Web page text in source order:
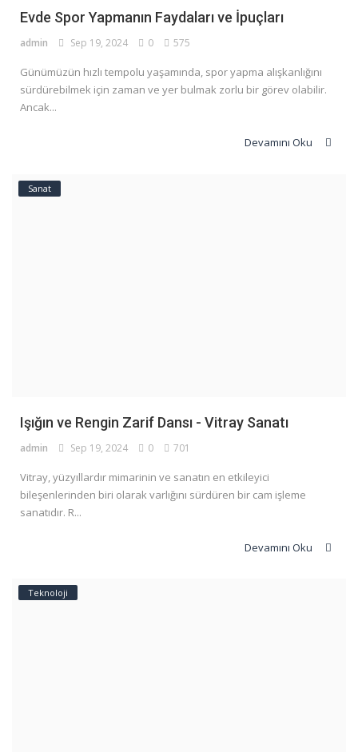
Evde Spor Yapmanın Faydaları ve İpuçları
admin Sep 19, 2024 0 575
Günümüzün hızlı tempolu yaşamında, spor yapma alışkanlığını
sürdürebilmek için zaman ve yer bulmak zorlu bir görev olabilir.
Ancak...
Devamını Oku
Sanat
Işığın ve Rengin Zarif Dansı - Vitray Sanatı
admin Sep 19, 2024 0 701
Vitray, yüzyıllardır mimarinin ve sanatın en etkileyici
bileşenlerinden biri olarak varlığını sürdüren bir cam işleme
sanatıdır. R...
Devamını Oku
Teknoloji